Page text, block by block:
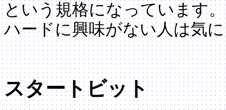
という規格になっています。
ハードに興味がない人は気
スタートビット